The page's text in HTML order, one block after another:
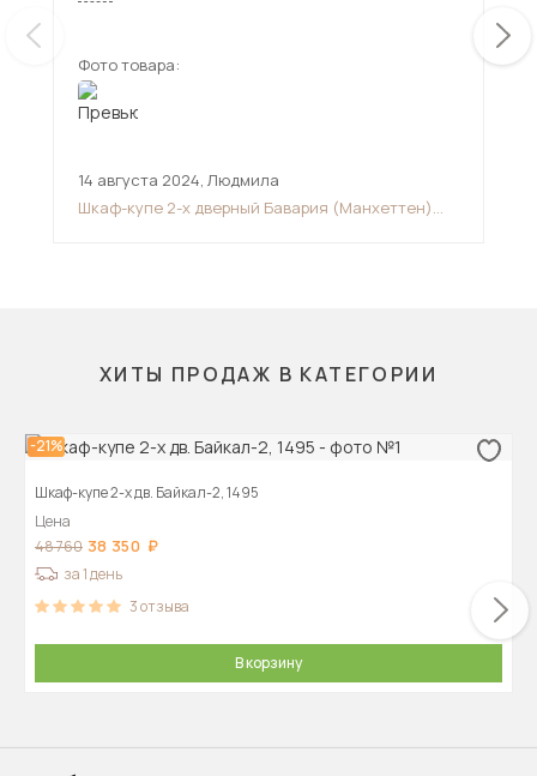
дверях дают реальное изображение без
Фото товара:
14 августа 2024, Людмила
Шкаф-купе 2-х дверный Бавария (Манхеттен)
ХИТЫ ПРОДАЖ В КАТЕГОРИИ
-21%
Шкаф-купе 2-х дв. Байкал-2, 1495
Цена
48 760 38 350
за 1 день
3отзыва
В корзину